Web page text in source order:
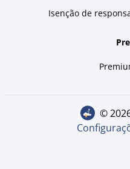
Isenção de
©